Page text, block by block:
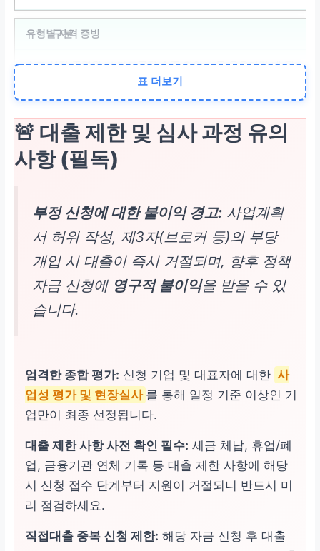
유형별 자격 증빙
수출 실적 증명원, 스마트공장 수준 확인서 등 유효기간 내 필
경쟁력 자료
특허, 이노비즈, 메인비즈, ESG 관련 인증 및 최근 3년 이내
수상 실적
재무 건전성 자료
국세청 신고 매출액 기준의 재무제표 등 회수 가능성을 입증
하는 자료
표 더보기
🚨 대출 제한 및 심사 과정 유의
사항 (필독)
부정 신청에 대한 불이익 경고: 사업계획
서 허위 작성, 제3자(브로커 등)의 부당
개입 시 대출이 즉시 거절되며, 향후 정책
자금 신청에 영구적 불이익을 받을 수 있
습니다.
엄격한 종합 평가: 신청 기업 및 대표자에 대한 사
업성 평가 및 현장실사 를 통해 일정 기준 이상인 기
업만이 최종 선정됩니다.
대출 제한 사항 사전 확인 필수: 세금 체납, 휴업/폐
업, 금융기관 연체 기록 등 대출 제한 사항에 해당
시 신청 접수 단계부터 지원이 거절되니 반드시 미
리 점검하세요.
직접대출 중복 신청 제한: 해당 자금 신청 후 대출